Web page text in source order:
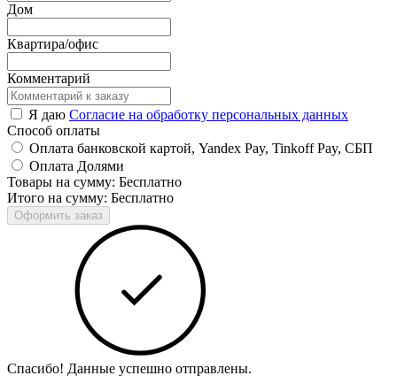
Дом
Квартира/офис
Комментарий
Я даю Согласие на обработку персональных данных
Способ оплаты
Оплата банковской картой, Yandex Pay, Tinkoff Pay, СБП
Оплата Долями
Товары на сумму: Бесплатно
Итого на сумму: Бесплатно
Оформить заказ
Спасибо! Данные успешно отправлены.